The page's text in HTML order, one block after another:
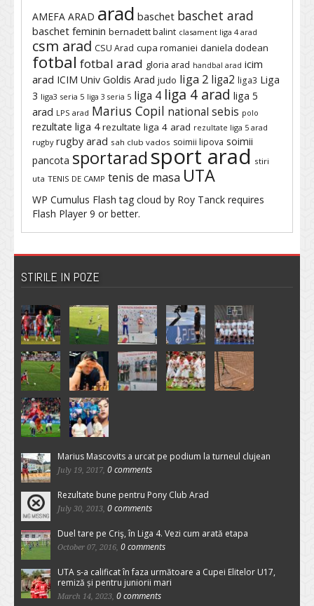
AMEFA ARAD arad baschet baschet arad
baschet feminin bernadett balint clasament liga 4 arad
csm arad CSU Arad cupa romaniei daniela dodean
fotbal fotbal arad gloria arad handbal arad icim
arad ICIM Univ Goldis Arad judo liga 2 liga2 liga3 Liga
3 liga3 seria 5 liga 3 seria 5 liga 4 liga 4 arad liga 5
arad LPS arad Marius Copil national sebis polo
rezultate liga 4 rezultate liga 4 arad rezultate liga 5 arad
rugby rugby arad sah club vados soimii lipova soimii
pancota sportarad sport arad stiri
uta TENIS DE CAMP tenis de masa UTA
WP Cumulus Flash tag cloud by Roy Tanck requires
Flash Player 9 or better.
STIRILE IN POZE
Marius Mascovits a urcat pe podium la turneul clujean
July 19, 2017, 0 comments
Rezultate bune pentru Pony Club Arad
July 30, 2013, 0 comments
Duel tare pe Criş, în Liga 4. Vezi cum arată etapa
October 07, 2016, 0 comments
UTA s-a calificat în faza următoare a Cupei Elitelor U17,
remiză și pentru juniorii mari
March 14, 2023, 0 comments